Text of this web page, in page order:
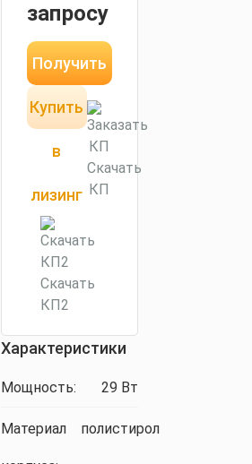
Характеристики
Мощность: 29 Вт
Материал полистирол
запросу
Получить
КП за 15
минут
Купить
в
лизинг
Скачать
КП
Скачать
КП2